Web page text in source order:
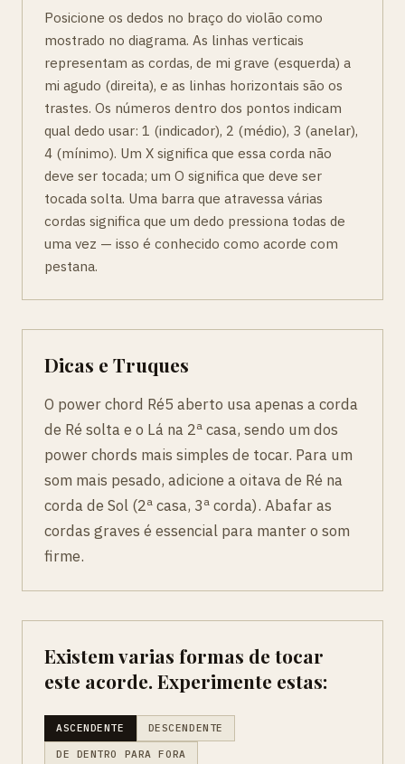
Posicione os dedos no braço do violão como
mostrado no diagrama. As linhas verticais
representam as cordas, de mi grave (esquerda) a
mi agudo (direita), e as linhas horizontais são os
trastes. Os números dentro dos pontos indicam
qual dedo usar: 1 (indicador), 2 (médio), 3 (anelar),
4 (mínimo). Um X significa que essa corda não
deve ser tocada; um O significa que deve ser
tocada solta. Uma barra que atravessa várias
cordas significa que um dedo pressiona todas de
uma vez — isso é conhecido como acorde com
pestana.
Dicas e Truques
O power chord Ré5 aberto usa apenas a corda
de Ré solta e o Lá na 2ª casa, sendo um dos
power chords mais simples de tocar. Para um
som mais pesado, adicione a oitava de Ré na
corda de Sol (2ª casa, 3ª corda). Abafar as
cordas graves é essencial para manter o som
firme.
Existem varias formas de tocar
este acorde. Experimente estas:
ASCENDENTE DESCENDENTE
DE DENTRO PARA FORA